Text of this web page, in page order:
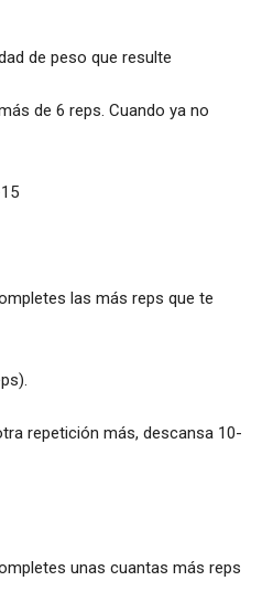
de peso que resulte
de 6 reps. Cuando ya no
las más reps que te
repetición más, descansa 10-
unas cuantas más reps